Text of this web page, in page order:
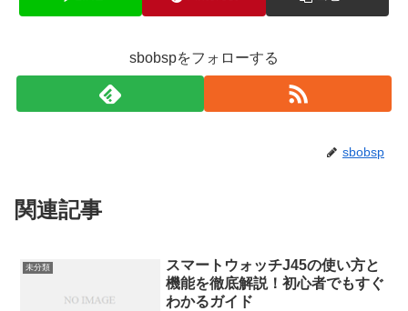
sbobspをフォローする
sbobsp
関連記事
未分類
スマートウォッチJ45の使い方と
機能を徹底解説！初心者でもすぐ
わかるガイド